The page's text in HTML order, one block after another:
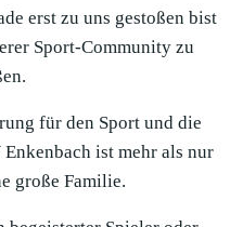
erst zu uns gestoßen bist
Sport-Community zu
für den Sport und die
ist mehr als nur
große Familie.